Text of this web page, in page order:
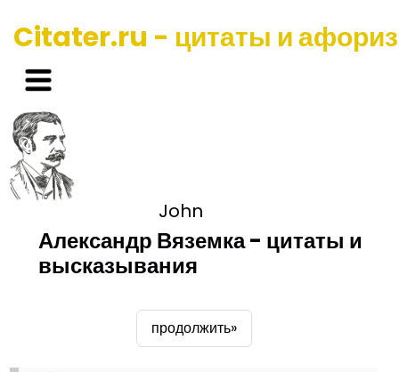
Citater.ru - цитаты и
John
Александр Вяземка - цитаты и
высказывания
продолжить»